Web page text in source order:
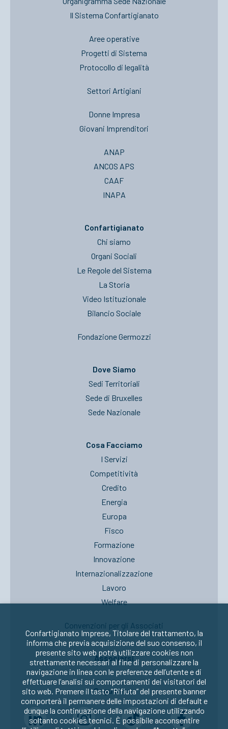
Il Sistema Confartigianato
Aree operative
Progetti di Sistema
Protocollo di legalità
Settori Artigiani
Donne Impresa
Giovani Imprenditori
ANAP
ANCOS APS
CAAF
INAPA
Confartigianato
Chi siamo
Organi Sociali
Le Regole del Sistema
La Storia
Video Istituzionale
Bilancio Sociale
Fondazione Germozzi
Dove Siamo
Sedi Territoriali
Sede di Bruxelles
Sede Nazionale
Cosa Facciamo
I Servizi
Competitività
Credito
Energia
Europa
Fisco
Formazione
Innovazione
Internazionalizzazione
Lavoro
Welfare
Convenzioni per gli Associati
Associarsi
Seguici su:
Confartigianato Imprese, Titolare del trattamento, la
informa che previa acquisizione del suo consenso, il
presente sito web potrà utilizzare cookies non
strettamente necessari al fine di personalizzare la
navigazione in linea con le preferenze dell’utente e di
effettuare l’analisi sui comportamenti dei visitatori del
sito web. Premere il tasto “Rifiuta” del presente banner
comporterà il permanere delle impostazioni di default e
dunque la continuazione della navigazione utilizzando
soltanto cookies tecnici. È possibile acconsentire